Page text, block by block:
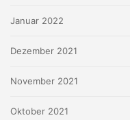
Januar 2022
Dezember 2021
November 2021
Oktober 2021